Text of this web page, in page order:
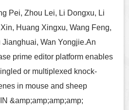
Pei, Zhou Lei, Li Dongxu, Li
Huang Xingxu, Wang Feng,
Wan Yongjie.An
prime editor platform enables
or multiplexed knock-
in mouse and sheep
&amp;amp;amp;amp;